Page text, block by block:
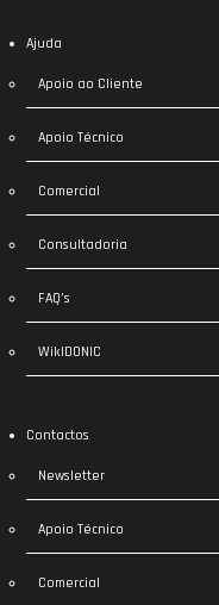
Ajuda
Apoio ao Cliente
Apoio Técnico
Comercial
Consultadoria
FAQ’s
WikIDONIC
Contactos
Newsletter
Apoio Técnico
Comercial